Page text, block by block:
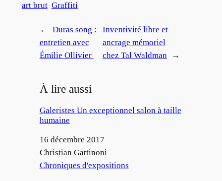
art brut Graffiti
←
Duras song :
entretien avec
Émilie Ollivier
Inventivité libre et
ancrage mémoriel
chez Tal Waldman
→
À lire aussi
Galeristes Un exceptionnel salon à taille
humaine
Date
16 décembre 2017
Auteur
Christian Gattinoni
Par rapport à
Chroniques d'expositions